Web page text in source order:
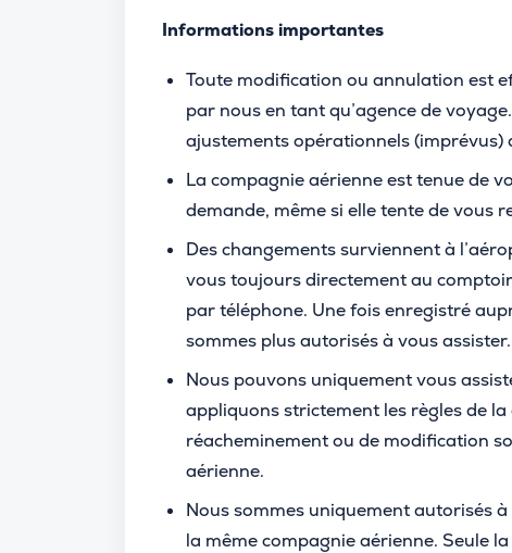
Informations importantes
Toute modification ou annulation est
par nous en tant qu’agence de
ajustements opérationnels (imprévus)
La compagnie aérienne est tenue de
demande, même si elle tente de vous
Des changements surviennent à
vous toujours directement au
par téléphone. Une fois enregistré
sommes plus autorisés à vous assister.
Nous pouvons uniquement vous
appliquons strictement les règles de
réacheminement ou de modification
aérienne.
Nous sommes uniquement autorisés
la même compagnie aérienne. Seule